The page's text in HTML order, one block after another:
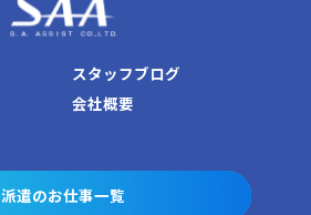
スタッフブログ
会社概要
派遣のお仕事一覧